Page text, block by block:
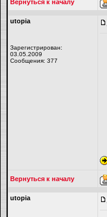
Вернуться к началу
utopiа
Зарегистрирован:
03.05.2009
Сообщения: 377
Вернуться к началу
utopiа